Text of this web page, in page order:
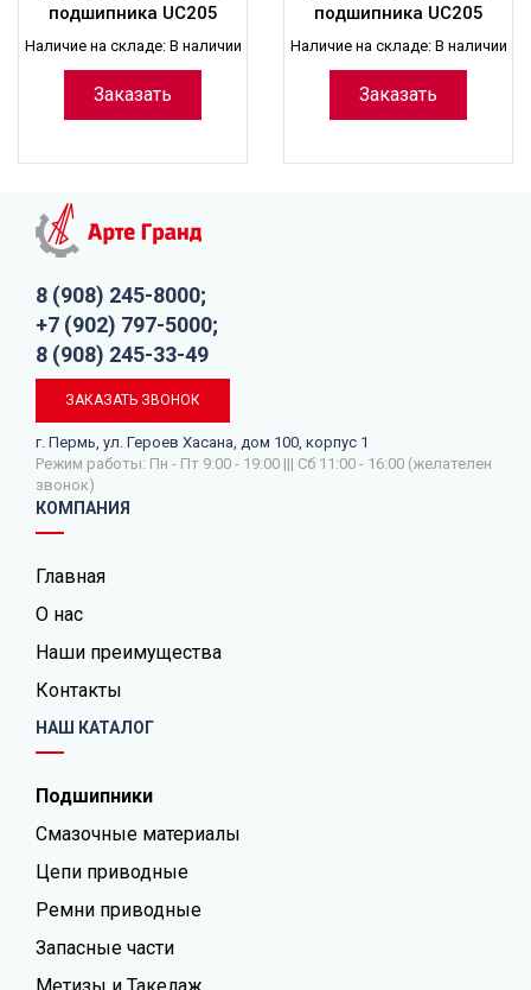
подшипника UC205
Наличие на складе: В наличии
Заказать
подшипника UC205
Наличие на складе: В наличии
Заказать
8 (908) 245-8000;
+7 (902) 797-5000;
8 (908) 245-33-49
ЗАКАЗАТЬ ЗВОНОК
г. Пермь, ул. Героев Хасана, дом 100, корпус 1
Режим работы: Пн - Пт 9:00 - 19:00 ||| Сб 11:00 - 16:00 (желателен
звонок)
КОМПАНИЯ
Главная
О нас
Наши преимущества
Контакты
НАШ КАТАЛОГ
Подшипники
Смазочные материалы
Цепи приводные
Ремни приводные
Запасные части